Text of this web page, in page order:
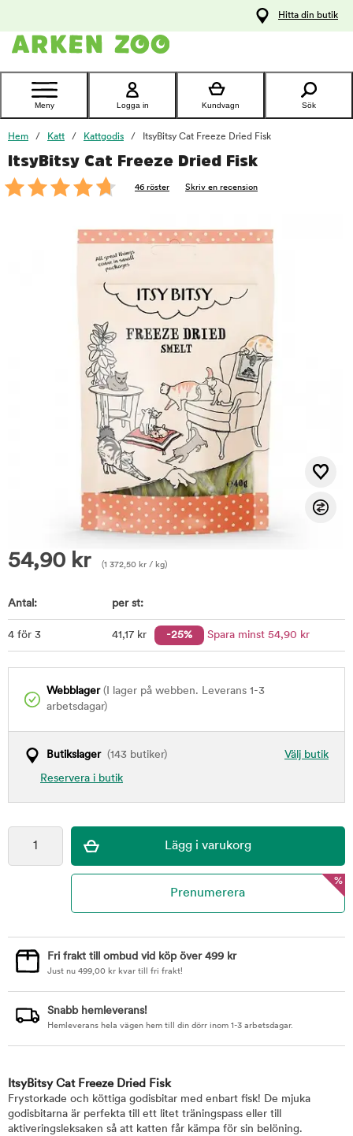
Kontakta
Hitta din butik
Meny Logga in Kundvagn Sök
Hem Katt Kattgodis ItsyBitsy Cat Freeze Dried Fisk
ItsyBitsy Cat Freeze Dried Fisk
46 röster Skriv en recension
54,90 kr (1 372,50 kr / kg)
Antal: per st:
4 för 3 41,17kr -25% Spara minst 54,90 kr
Webblager(I lager på webben. Leverans 1-3
arbetsdagar)
Välj butik
Butikslager(143 butiker)
Reservera i butik
foo
%
Fri frakt till ombud vid köp över 499 kr
Just nu 499,00 kr kvar till fri frakt!
Snabb hemleverans!
Hemleverans hela vägen hem till din dörr inom 1-3 arbetsdagar.
ItsyBitsy Cat Freeze Dried Fisk
Frystorkade och köttiga godisbitar med enbart fisk! De mjuka
godisbitarna är perfekta till ett litet träningspass eller till
aktiveringsleksaken så att katten får kämpa för sin belöning.